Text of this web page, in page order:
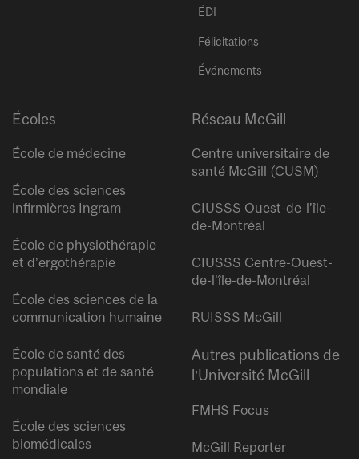
ÉDI
Félicitations
Événements
Écoles
École de médecine
École des sciences
infirmières Ingram
École de physiothérapie
et d’ergothérapie
École des sciences de la
communication humaine
École de santé des
populations et de santé
mondiale
École des sciences
biomédicales
Réseau McGill
Centre universitaire de
santé McGill (CUSM)
CIUSSS Ouest-de-l’île-
de-Montréal
CIUSSS Centre-Ouest-
de-l’île-de-Montréal
RUISSS McGill
Autres publications de
l’Université McGill
FMHS Focus
McGill Reporter